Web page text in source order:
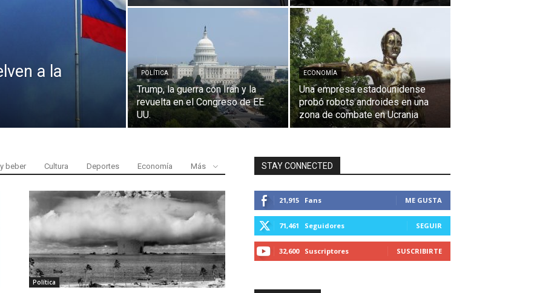
a la
POLÍTICA
Trump, la guerra con Irán y la
revuelta en el Congreso de EE.
UU.
ECONOMÍA
Una empresa estadounidense
probó robots androides en una
zona de combate en Ucrania
beber Cultura Deportes Economía Más
Política
STAY CONNECTED
21,915 Fans ME GUSTA
71,461 Seguidores SEGUIR
32,600 Suscriptores SUSCRIBIRTE